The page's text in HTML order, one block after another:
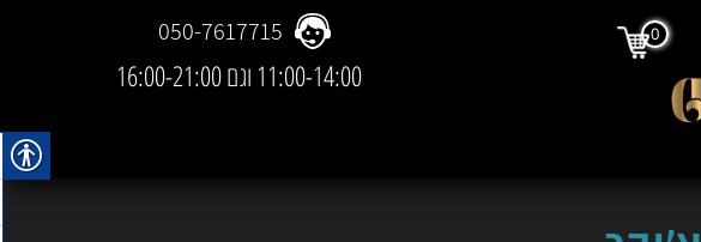
0
050-7617715
11:00-14:00 וגם 16:00-21:00